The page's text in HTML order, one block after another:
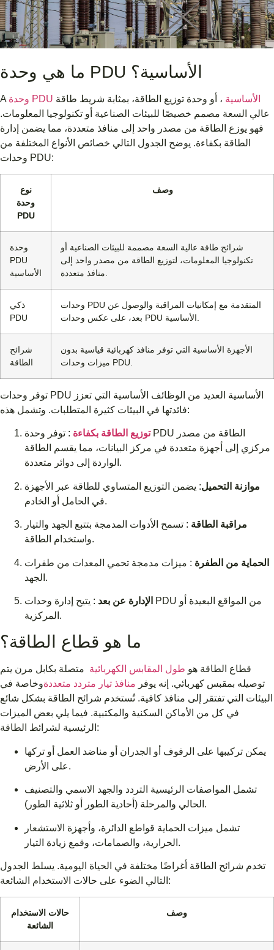
A وحدة PDU الأساسية ، أو وحدة توزيع الطاقة، بمثابة شريط طاقة
عالي السعة مصمم خصيصًا للبيئات الصناعية أو تكنولوجيا المعلومات.
فهو يوزع الطاقة من مصدر واحد إلى منافذ متعددة، مما يضمن إدارة
الطاقة بكفاءة. يوضح الجدول التالي خصائص الأنواع المختلفة من
وحدات PDU:
نوع
وحدة
PDU
وصف
وحدة
PDU
الأساسية
شرائح طاقة عالية السعة مصممة للبيئات الصناعية أو
تكنولوجيا المعلومات، لتوزيع الطاقة من مصدر واحد إلى
ذكي
PDU
وحدات PDU المتقدمة مع إمكانيات المراقبة والوصول عن
شرائح
الطاقة
الأجهزة الأساسية التي توفر منافذ كهربائية قياسية بدون
ميزات وحدات PDU.
توفر وحدات PDU الأساسية العديد من الوظائف الأساسية التي تعزز
فائدتها في البيئات كثيرة المتطلبات. وتشمل هذه:
توزيع الطاقة بكفاءة : توفر وحدة PDU الطاقة من مصدر
مركزي إلى أجهزة متعددة في مركز البيانات، مما يقسم الطاقة
الواردة إلى دوائر متعددة.
موازنة التحميل: يضمن التوزيع المتساوي للطاقة عبر الأجهزة
في الحامل أو الخادم.
مراقبة الطاقة : تسمح الأدوات المدمجة بتتبع الجهد والتيار
واستخدام الطاقة.
الحماية من الطفرة : ميزات مدمجة تحمي المعدات من طفرات
الجهد.
الإدارة عن بعد : يتيح إدارة وحدات PDU من المواقع البعيدة أو
المركزية.
ما هو قطاع الطاقة؟
قطاع الطاقة هو طول المقابس الكهربائية متصلة بكابل مرن يتم
توصيله بمقبس كهربائي. إنه يوفر منافذ تيار متردد متعددةوخاصة في
البيئات التي تفتقر إلى منافذ كافية. تُستخدم شرائح الطاقة بشكل شائع
في كل من الأماكن السكنية والمكتبية. فيما يلي بعض الميزات
الرئيسية لشرائط الطاقة:
يمكن تركيبها على الرفوف أو الجدران أو مناضد العمل أو تركها
على الأرض.
تشمل المواصفات الرئيسية التردد والجهد الاسمي والتصنيف
الحالي والمرحلة (أحادية الطور أو ثلاثية الطور).
تشمل ميزات الحماية قواطع الدائرة، وأجهزة الاستشعار
الحرارية، والصمامات، وقمع زيادة التيار.
تخدم شرائح الطاقة أغراضًا مختلفة في الحياة اليومية. يسلط الجدول
التالي الضوء على حالات الاستخدام الشائعة:
حالات الاستخدام
الشائعة
وصف